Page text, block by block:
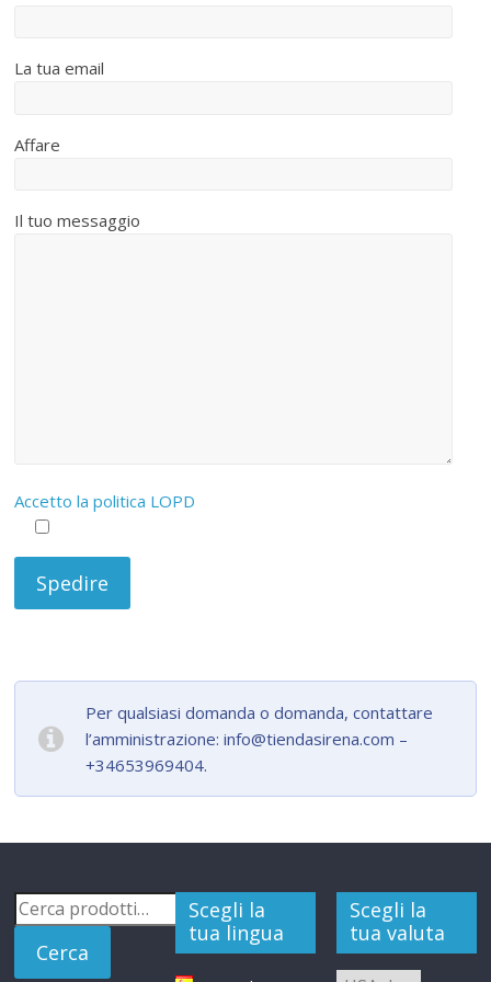
La tua email
Affare
Il tuo messaggio
Accetto la politica LOPD
Per qualsiasi domanda o domanda, contattare
l’amministrazione: info@tiendasirena.com –
+34653969404.
Cerca:
Cerca
Scegli la
tua lingua
Scegli la
tua valuta